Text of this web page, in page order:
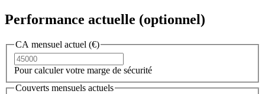
Performance actuelle (optionnel)
CA mensuel actuel (€)
Pour calculer votre marge de sécurité
Couverts mensuels actuels